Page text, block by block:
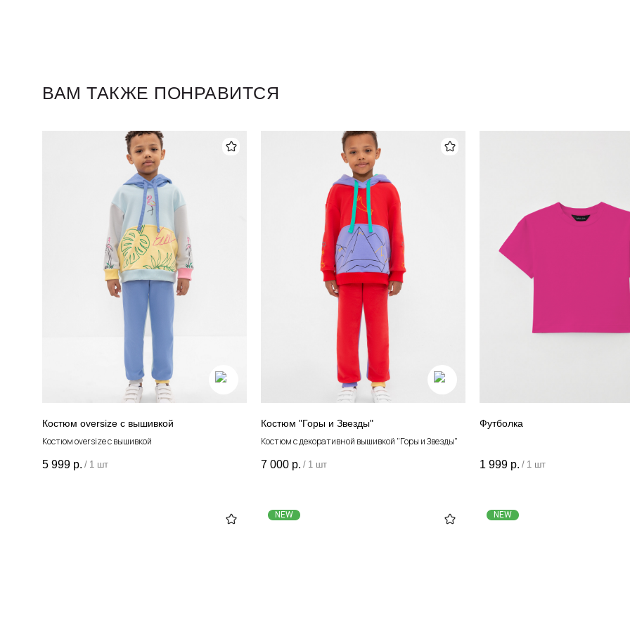
ВАМ ТАКЖЕ ПОНРАВИТСЯ
Костюм oversize с вышивкой
Костюм oversize с вышивкой
5 999 р. / 1 шт
Костюм "Горы и Звезды"
Костюм с декоративной вышивкой "Горы и Звезды"
7 000 р. / 1 шт
Футболка
1 999 р. / 1 шт
NEW NEW